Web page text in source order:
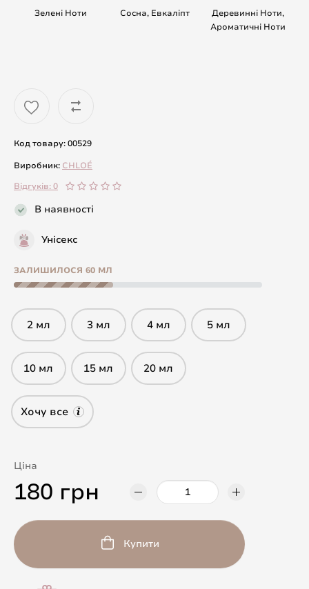
Зелені Ноти Сосна, Евкаліпт
Деревинні Ноти,
Ароматичні Ноти
Код товару: 00529
Виробник: CHLOÉ
Відгуків: 0
В наявності
Унісекс
ЗАЛИШИЛОСЯ 60 МЛ
2 мл 3 мл 4 мл 5 мл
10 мл 15 мл 20 мл
Хочу все
Ціна
180 грн
Купити